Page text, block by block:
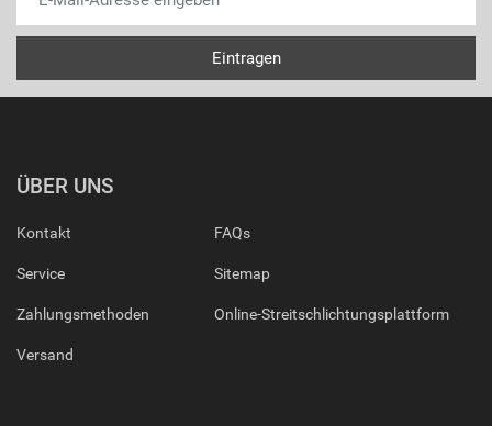
ÜBER UNS
Kontakt
Service
Zahlungsmethoden
Versand
FAQs
Sitemap
Online-Streitschlichtungsplattform